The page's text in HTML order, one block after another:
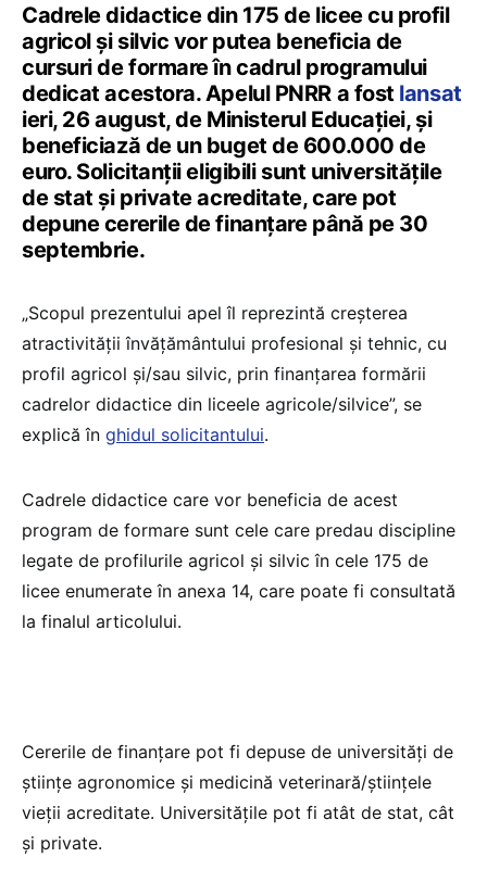
Cadrele didactice din 175 de licee cu profil
agricol și silvic vor putea beneficia de
cursuri de formare în cadrul programului
dedicat acestora. Apelul PNRR a fost lansat
ieri, 26 august, de Ministerul Educației, și
beneficiază de un buget de 600.000 de
euro. Solicitanții eligibili sunt universitățile
de stat și private acreditate, care pot
depune cererile de finanțare până pe 30
septembrie.
„Scopul prezentului apel îl reprezintă creșterea
atractivității învățământului profesional și tehnic, cu
profil agricol și/sau silvic, prin finanțarea formării
cadrelor didactice din liceele agricole/silvice”, se
explică în ghidul solicitantului.
Cadrele didactice care vor beneficia de acest
program de formare sunt cele care predau discipline
legate de profilurile agricol și silvic în cele 175 de
licee enumerate în anexa 14, care poate fi consultată
la finalul articolului.
Cererile de finanțare pot fi depuse de universități de
științe agronomice și medicină veterinară/științele
vieții acreditate. Universitățile pot fi atât de stat, cât
și private.